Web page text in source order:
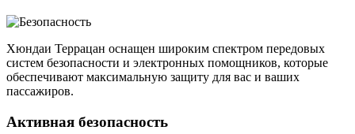
Хюндаи Террацан оснащен широким спектром передовых
систем безопасности и электронных помощников, которые
обеспечивают максимальную защиту для вас и ваших
пассажиров.
Активная безопасность